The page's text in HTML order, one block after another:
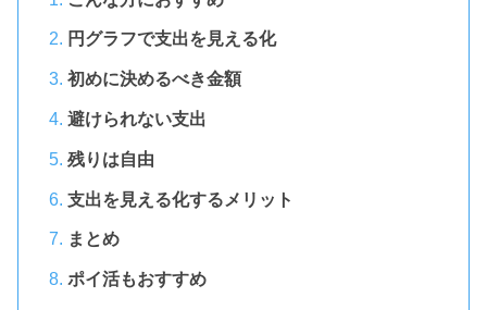
円グラフで支出を見える化
初めに決めるべき金額
避けられない支出
残りは自由
支出を見える化するメリット
まとめ
ポイ活もおすすめ